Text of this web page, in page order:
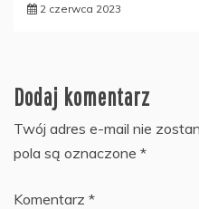
2 czerwca 2023
Dodaj komentarz
Twój adres e-mail nie
pola są oznaczone *
Komentarz *